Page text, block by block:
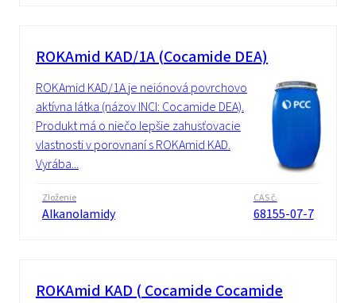
ROKAmid KAD/1A (Cocamide DEA)
ROKAmid KAD/1A je neiónová povrchovo
aktívna látka (názov INCI: Cocamide DEA).
Produkt má o niečo lepšie zahusťovacie
vlastnosti v porovnaní s ROKAmid KAD.
Vyrába...
Zloženie
Alkanolamidy
CAS č.
68155-07-7
ROKAmid KAD ( Cocamide Cocamide